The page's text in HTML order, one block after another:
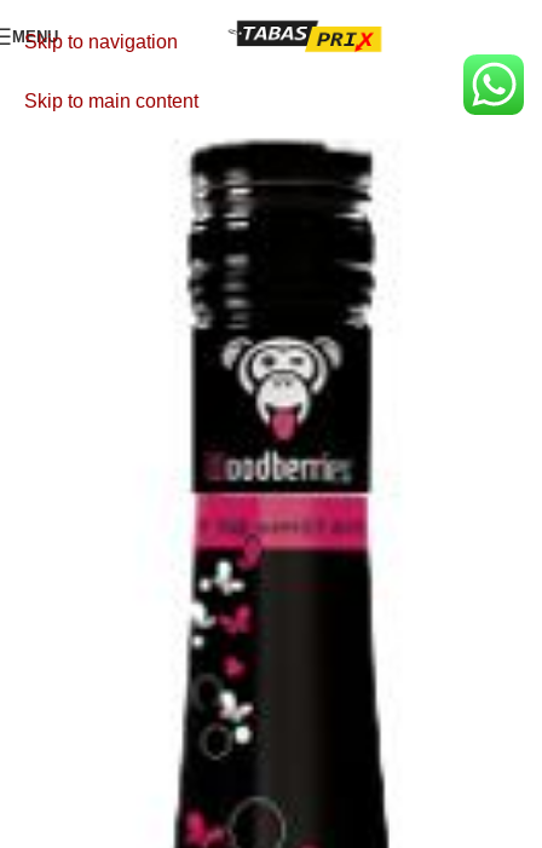
Skip to navigation
Skip to main content
MENU